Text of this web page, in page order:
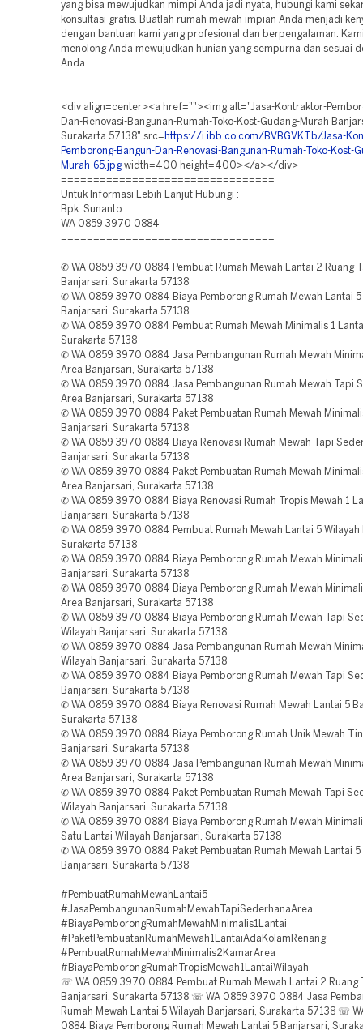
yang bisa mewujudkan mimpi Anda jadi nyata, hubungi kami
konsultasi gratis. Buatlah rumah mewah impian Anda menjadi
dengan bantuan kami yang profesional dan berpengalaman.
menolong Anda mewujudkan hunian yang sempurna dan sesuai
Anda.
<div align=center><a href=""><img alt="Jasa-Kontraktor-
Dan-Renovasi-Bangunan-Rumah-Toko-Kost-Gudang-Murah
Surakarta 57138" src= https://i.ibb.co.com/BVBGVKTb/Jasa-
Pemborong-Bangun-Dan-Renovasi-Bangunan-Rumah-Toko-Kost-
Murah-65.jpgwidth=400 height=400></a></div>
=================================
Untuk Informasi Lebih Lanjut Hubungi :
Bpk. Sunanto
WA 0859 3970 0884
=================================
✆ WA 0859 3970 0884 Pembuat Rumah Mewah Lantai 2 Ruang
Banjarsari, Surakarta 57138
✆ WA 0859 3970 0884 Biaya Pemborong Rumah Mewah Lantai 5
Banjarsari, Surakarta 57138
✆ WA 0859 3970 0884 Pembuat Rumah Mewah Minimalis 1
Surakarta 57138
✆ WA 0859 3970 0884 Jasa Pembangunan Rumah Mewah
Area Banjarsari, Surakarta 57138
✆ WA 0859 3970 0884 Jasa Pembangunan Rumah Mewah Tapi
Area Banjarsari, Surakarta 57138
✆ WA 0859 3970 0884 Paket Pembuatan Rumah Mewah
Banjarsari, Surakarta 57138
✆ WA 0859 3970 0884 Biaya Renovasi Rumah Mewah Tapi
Banjarsari, Surakarta 57138
✆ WA 0859 3970 0884 Paket Pembuatan Rumah Mewah
Area Banjarsari, Surakarta 57138
✆ WA 0859 3970 0884 Biaya Renovasi Rumah Tropis Mewah 1
Banjarsari, Surakarta 57138
✆ WA 0859 3970 0884 Pembuat Rumah Mewah Lantai 5 Wilayah
Surakarta 57138
✆ WA 0859 3970 0884 Biaya Pemborong Rumah Mewah
Banjarsari, Surakarta 57138
✆ WA 0859 3970 0884 Biaya Pemborong Rumah Mewah
Area Banjarsari, Surakarta 57138
✆ WA 0859 3970 0884 Biaya Pemborong Rumah Mewah Tapi
Wilayah Banjarsari, Surakarta 57138
✆ WA 0859 3970 0884 Jasa Pembangunan Rumah Mewah
Wilayah Banjarsari, Surakarta 57138
✆ WA 0859 3970 0884 Biaya Pemborong Rumah Mewah Tapi
Banjarsari, Surakarta 57138
✆ WA 0859 3970 0884 Biaya Renovasi Rumah Mewah Lantai 5
Surakarta 57138
✆ WA 0859 3970 0884 Biaya Pemborong Rumah Unik Mewah
Banjarsari, Surakarta 57138
✆ WA 0859 3970 0884 Jasa Pembangunan Rumah Mewah
Area Banjarsari, Surakarta 57138
✆ WA 0859 3970 0884 Paket Pembuatan Rumah Mewah Tapi
Wilayah Banjarsari, Surakarta 57138
✆ WA 0859 3970 0884 Biaya Pemborong Rumah Mewah
Satu Lantai Wilayah Banjarsari, Surakarta 57138
✆ WA 0859 3970 0884 Paket Pembuatan Rumah Mewah Lantai 5
Banjarsari, Surakarta 57138
#PembuatRumahMewahLantai5
#JasaPembangunanRumahMewahTapiSederhanaArea
#BiayaPemborongRumahMewahMinimalis1Lantai
#PaketPembuatanRumahMewah1LantaiAdaKolamRenang
#PembuatRumahMewahMinimalis2KamarArea
#BiayaPemborongRumahTropisMewah1LantaiWilayah
☏ WA 0859 3970 0884 Pembuat Rumah Mewah Lantai 2 Ruang
Banjarsari, Surakarta 57138 ☏ WA 0859 3970 0884 Jasa
Rumah Mewah Lantai 5 Wilayah Banjarsari, Surakarta 57138 ☏
0884 Biaya Pemborong Rumah Mewah Lantai 5 Banjarsari,